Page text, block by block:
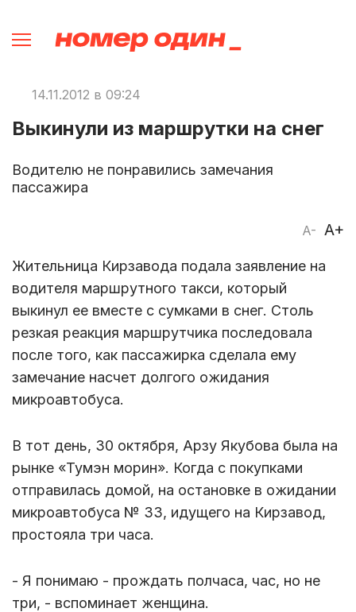
14.11.2012 в 09:24
Выкинули из маршрутки на снег
Водителю не понравились замечания
пассажира
A- A+
Жительница Кирзавода подала заявление на
водителя маршрутного такси, который
выкинул ее вместе с сумками в снег. Столь
резкая реакция маршрутчика последовала
после того, как пассажирка сделала ему
замечание насчет долгого ожидания
микроавтобуса.
В тот день, 30 октября, Арзу Якубова была на
рынке «Тумэн морин». Когда с покупками
отправилась домой, на остановке в ожидании
микроавтобуса № 33, идущего на Кирзавод,
простояла три часа.
- Я понимаю - прождать полчаса, час, но не
три, - вспоминает женщина.